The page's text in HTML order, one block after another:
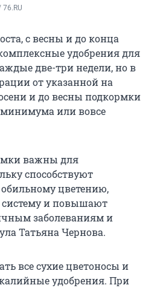
с весны и до конца
удобрения для
две-три недели, но в
от указанной на
и до весны подкормки
минимума или вовсе
важны для
способствуют
цветению,
и повышают
заболеваниям и
Татьяна Чернова.
все сухие цветоносы и
удобрения. При